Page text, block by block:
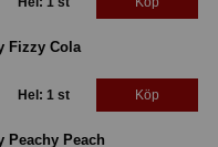
Fizzy Cola
Hel: 1 st Köp
Peachy Peach